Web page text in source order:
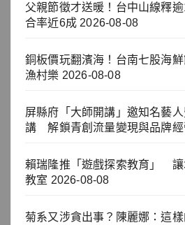
父親節徵才送暖！台中山線釋
合率近6成 2026-08-08
銅板價玩翻濱海！台南七股海
漁村樂 2026-08-08
屏縣府「大師開講」邀知名藝
講 解鎖青創流量變現與品牌經
賴瑞隆推「遊戲探索教育」 讓
教室 2026-08-08
菊系又涉貪出事？陳麗娜：這